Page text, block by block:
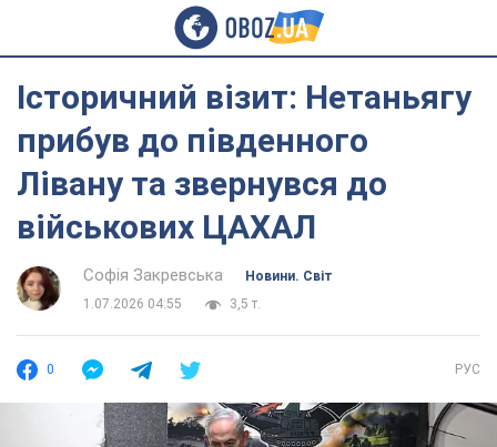
Історичний візит: Нетаньягу
прибув до південного
Лівану та звернувся до
військових ЦАХАЛ
Софія Закревська
Новини. Світ
1.07.2026 04:55
3,5 т.
0 РУС